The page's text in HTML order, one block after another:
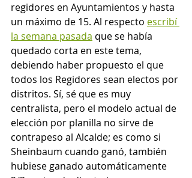
regidores en Ayuntamientos y hasta
un máximo de 15. Al respecto escribí
la semana pasada que se había
quedado corta en este tema,
debiendo haber propuesto el que
todos los Regidores sean electos por
distritos. Sí, sé que es muy
centralista, pero el modelo actual de
elección por planilla no sirve de
contrapeso al Alcalde; es como si
Sheinbaum cuando ganó, también
hubiese ganado automáticamente